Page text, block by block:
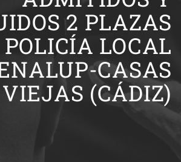
2 PLAZAS
POLICÍA LOCAL
CASAS
VIEJAS (CÁDIZ)